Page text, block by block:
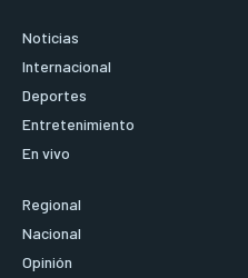
Noticias
Internacional
Deportes
Entretenimiento
En vivo
Regional
Nacional
Opinión